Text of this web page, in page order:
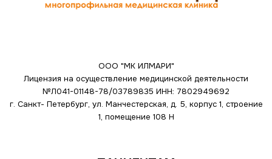
ООО "МК ИЛМАРИ"
Лицензия на осуществление медицинской деятельности
№Л041-01148-78/03789835 ИНН: 7802949692
г. Санкт- Петербург, ул. Манчестерская, д. 5, корпус 1, строение
1, помещение 108 Н